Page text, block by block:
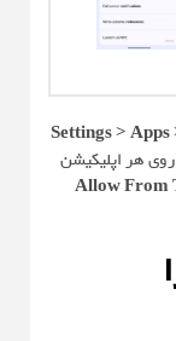
Settings >
هر اپلیکیشن
Allow